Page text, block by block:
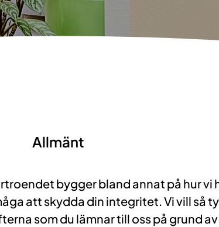
Allmänt
bygger bland annat på hur vi
att skydda din integritet. Vi vill så
som du lämnar till oss på grund